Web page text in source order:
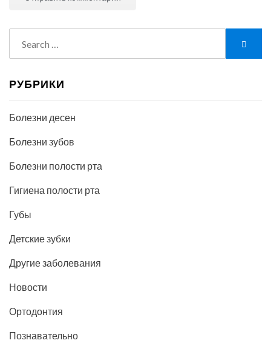
for:
РУБРИКИ
Болезни десен
Болезни зубов
Болезни полости рта
Гигиена полости рта
Губы
Детские зубки
Другие заболевания
Новости
Ортодонтия
Познавательно